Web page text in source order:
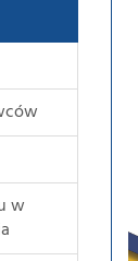
w